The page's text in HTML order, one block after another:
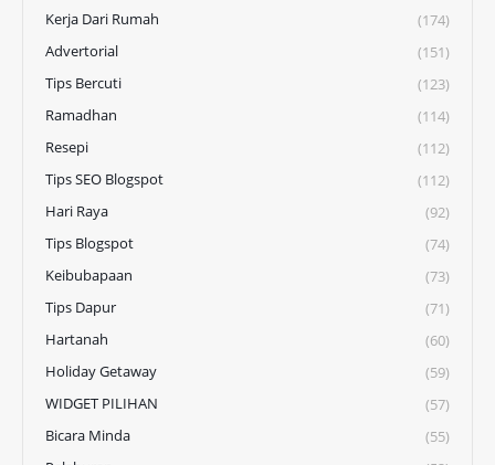
Kerja Dari Rumah
(174)
Advertorial
(151)
Tips Bercuti
(123)
Ramadhan
(114)
Resepi
(112)
Tips SEO Blogspot
(112)
Hari Raya
(92)
Tips Blogspot
(74)
Keibubapaan
(73)
Tips Dapur
(71)
Hartanah
(60)
Holiday Getaway
(59)
WIDGET PILIHAN
(57)
Bicara Minda
(55)